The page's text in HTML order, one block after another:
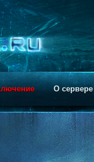
О сервере